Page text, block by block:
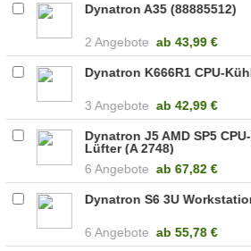
Dynatron A35 (88885512)
2 Angebote ab43,99 €
Dynatron K666R1 CPU-
3 Angebote ab42,99 €
Dynatron J5 AMD SP5
Lüfter (A 2748)
6 Angebote ab 67,82 €
Dynatron S6 3U
6 Angebote ab 55,78 €